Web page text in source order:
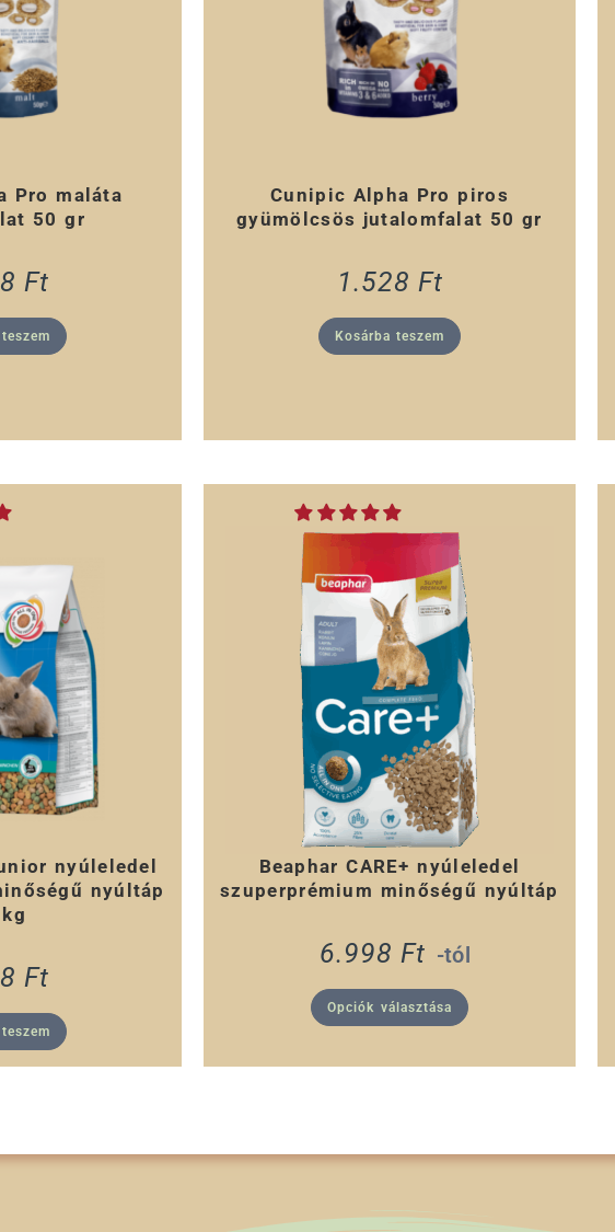
Pro maláta
50 gr
Ft
Cunipic Alpha Pro piros
gyümölcsös jutalomfalat 50 gr
1.528 Ft
Kosárba teszem
nyúleledel
nyúltáp
Ft
Beaphar CARE+ nyúleledel
szuperprémium minőségű nyúltáp
6.998Ft -tól
Opciók választása